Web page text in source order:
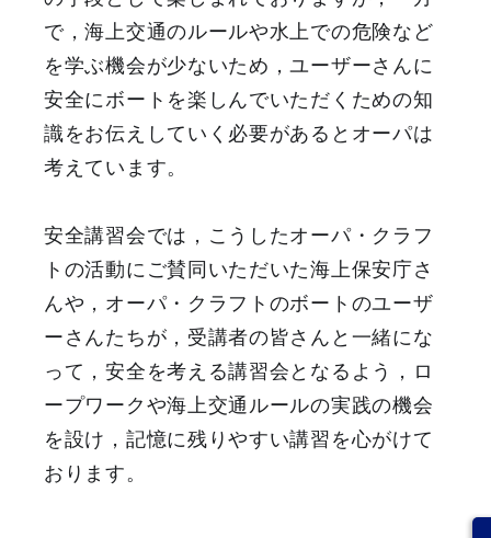
で，海上交通のルールや水上での危険など
を学ぶ機会が少ないため，ユーザーさんに
安全にボートを楽しんでいただくための知
識をお伝えしていく必要があるとオーパは
考えています。
安全講習会では，こうしたオーパ・クラフ
トの活動にご賛同いただいた海上保安庁さ
んや，オーパ・クラフトのボートのユーザ
ーさんたちが，受講者の皆さんと一緒にな
って，安全を考える講習会となるよう，ロ
ープワークや海上交通ルールの実践の機会
を設け，記憶に残りやすい講習を心がけて
おります。